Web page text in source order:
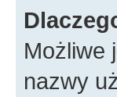
Możliwe
nazwy